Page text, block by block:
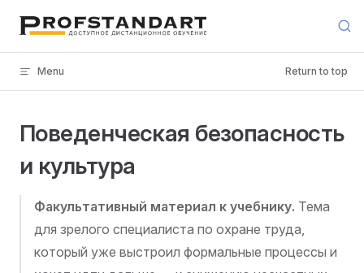
Skip to content
Menu Return to top
Поведенческая безопасность
и культура
Факультативный материал к учебнику. Тема
для зрелого специалиста по охране труда,
который уже выстроил формальные процессы и